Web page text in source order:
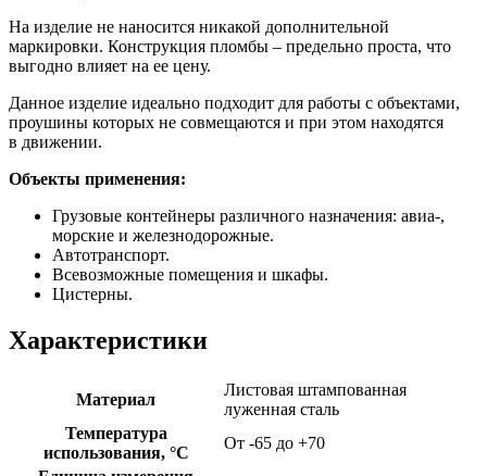
На изделие не наносится никакой дополнительной
маркировки. Конструкция пломбы – предельно проста, что
выгодно влияет на ее цену.
Данное изделие идеально подходит для работы с объектами,
проушины которых не совмещаются и при этом находятся
в движении.
Объекты применения:
Грузовые контейнеры различного назначения: авиа-,
морские и железнодорожные.
Автотранспорт.
Всевозможные помещения и шкафы.
Цистерны.
Характеристики
Материал
Листовая штампованная
луженная сталь
Температура
использования, °C
От -65 до +70